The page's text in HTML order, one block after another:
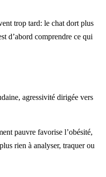
trop tard: le chat dort plus
d’abord comprendre ce qui
agressivité dirigée vers
pauvre favorise l’obésité,
rien à analyser, traquer ou